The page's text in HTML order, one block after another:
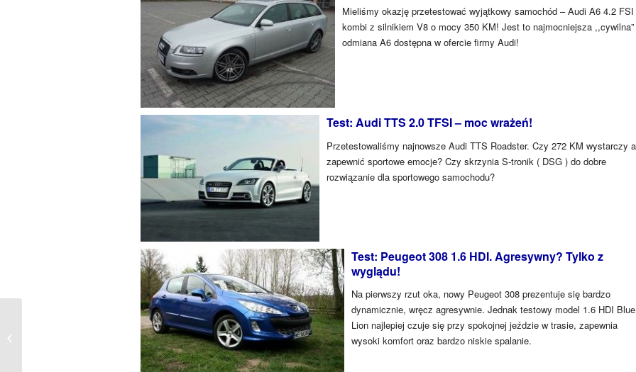
Mieliśmy okazję przetestować wyjątkowy samochód – Audi A6 4.2 FSI
kombi z silnikiem V8 o mocy 350 KM! Jest to najmocniejsza ,,cywilna”
odmiana A6 dostępna w ofercie firmy Audi!
Test: Audi TTS 2.0 TFSI – moc wrażeń!
Przetestowaliśmy najnowsze Audi TTS Roadster. Czy 272 KM wystarczy
zapewnić sportowe emocje? Czy skrzynia S-tronik ( DSG ) do dobre
rozwiązanie dla sportowego samochodu?
Test: Peugeot 308 1.6 HDI. Agresywny? Tylko z
wyglądu!
Na pierwszy rzut oka, nowy Peugeot 308 prezentuje się bardzo
dynamicznie, wręcz agresywnie. Jednak testowy model 1.6 HDI Blue
Lion najlepiej czuje się przy spokojnej jeździe w trasie, zapewnia
wysoki komfort oraz bardzo niskie spalanie.